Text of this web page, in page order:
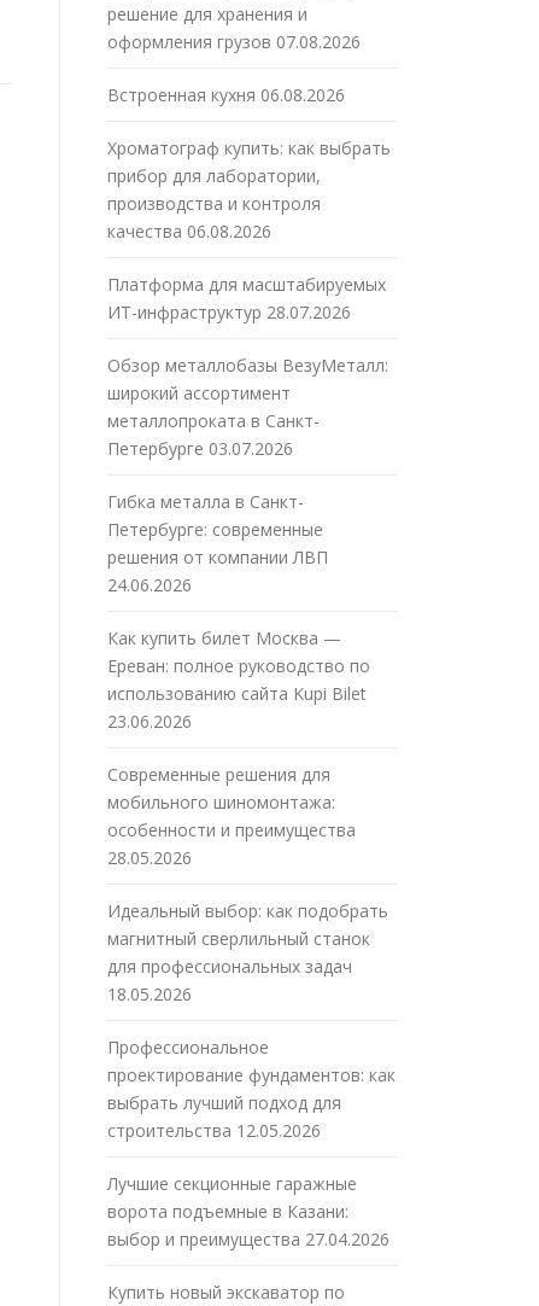
решение для хранения и
оформления грузов 07.08.2026
Встроенная кухня 06.08.2026
Хроматограф купить: как выбрать
прибор для лаборатории,
производства и контроля
качества 06.08.2026
Платформа для масштабируемых
ИТ-инфраструктур 28.07.2026
Обзор металлобазы ВезуМеталл:
широкий ассортимент
металлопроката в Санкт-
Петербурге 03.07.2026
Гибка металла в Санкт-
Петербурге: современные
решения от компании ЛВП
24.06.2026
Как купить билет Москва —
Ереван: полное руководство по
использованию сайта Kupi Bilet
23.06.2026
Современные решения для
мобильного шиномонтажа:
особенности и преимущества
28.05.2026
Идеальный выбор: как подобрать
магнитный сверлильный станок
для профессиональных задач
18.05.2026
Профессиональное
проектирование фундаментов: как
выбрать лучший подход для
строительства 12.05.2026
Лучшие секционные гаражные
ворота подъемные в Казани:
выбор и преимущества 27.04.2026
Купить новый экскаватор по